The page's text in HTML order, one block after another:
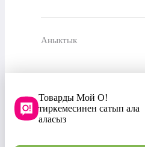
Аныктык
Товарды Мой О!
тиркемесинен сатып ала
аласыз